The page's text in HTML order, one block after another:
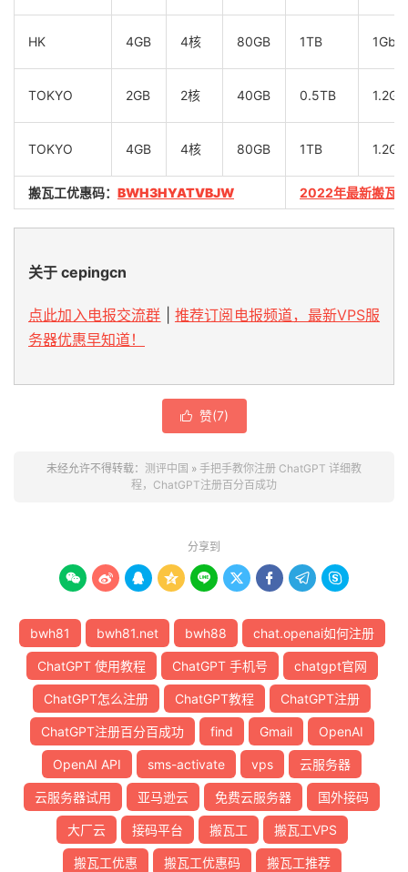
HK 4GB 4核 80GB 1TB
TOKYO 2GB 2核 40GB 0.5TB
TOKYO 4GB 4核 80GB 1TB
搬瓦工优惠码： BWH3HYATVBJW 2022年最新搬瓦
关于 cepingcn
点此加入电报交流群
推荐订阅电报频道，最新VPS服
务器优惠早知道！
 赞(7)
未经允许不得转载： 测评中国 » 手把手教你注册 ChatGPT 详细教
程，ChatGPT注册百分百成功
分享到
        
bwh81 bwh81.net bwh88 chat.openai如何注册
ChatGPT 使用教程 ChatGPT 手机号 chatgpt官网
ChatGPT怎么注册 ChatGPT教程 ChatGPT注册
ChatGPT注册百分百成功 find Gmail OpenAI
OpenAI API sms-activate vps 云服务器
云服务器试用 亚马逊云 免费云服务器 国外接码
大厂云 接码平台 搬瓦工 搬瓦工VPS
搬瓦工优惠 搬瓦工优惠码 搬瓦工推荐